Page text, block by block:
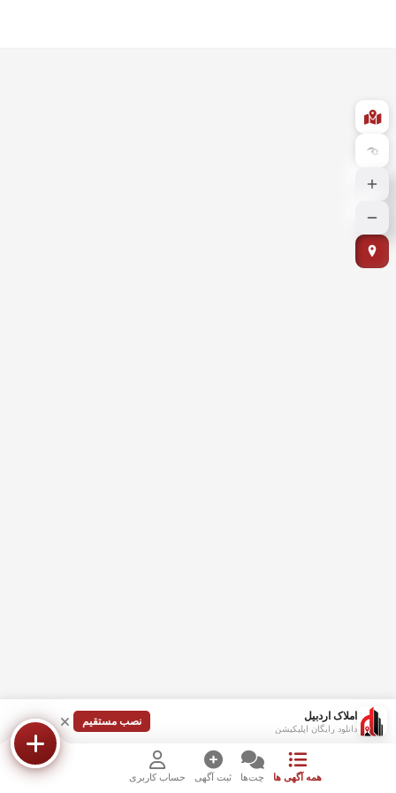
املاک اردبیل
دانلود رایگان اپلیکیشن
نصب مستقیم
همه آگهی ها چت‌ها ثبت آگهی حساب کاربری